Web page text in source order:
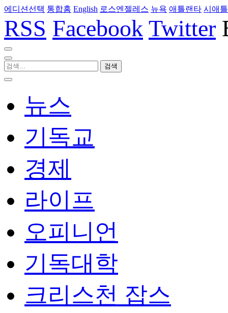
에디션선택 통합홈 English 로스엔젤레스 뉴욕 애틀랜타 시애틀
RSS Facebook Twitter
뉴스
기독교
경제
라이프
오피니언
기독대학
크리스천 잡스